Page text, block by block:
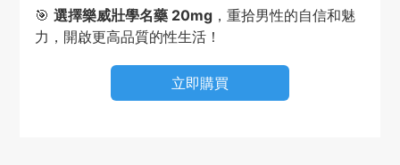
🎯 選擇樂威壯學名藥 20mg，重拾男性的自信和魅
力，開啟更高品質的性生活！
立即購買